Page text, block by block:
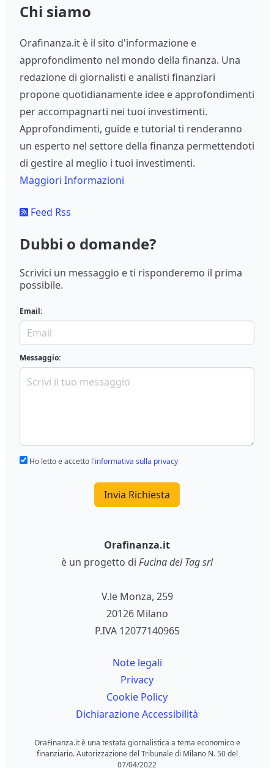
Chi siamo
Orafinanza.it è il sito d'informazione e
approfondimento nel mondo della finanza. Una
redazione di giornalisti e analisti finanziari
propone quotidianamente idee e approfondimenti
per accompagnarti nei tuoi investimenti.
Approfondimenti, guide e tutorial ti renderanno
un esperto nel settore della finanza permettendoti
di gestire al meglio i tuoi investimenti.
Maggiori Informazioni
Feed Rss
Dubbi o domande?
Scrivici un messaggio e ti risponderemo il prima
possibile.
Email:
Messaggio:
Ho letto e accetto l'informativa sulla privacy
Invia Richiesta
Orafinanza.it
è un progetto di Fucina del Tag srl
V.le Monza, 259
20126 Milano
P.IVA 12077140965
Note legali
Privacy
Cookie Policy
Dichiarazione Accessibilità
OraFinanza.it è una testata giornalistica a tema economico e
finanziario. Autorizzazione del Tribunale di Milano N. 50 del
07/04/2022